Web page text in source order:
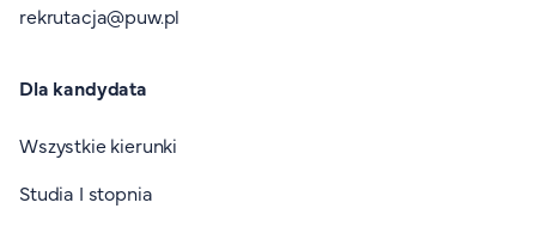
rekrutacja@puw.pl
Dla kandydata
Wszystkie kierunki
Studia I stopnia